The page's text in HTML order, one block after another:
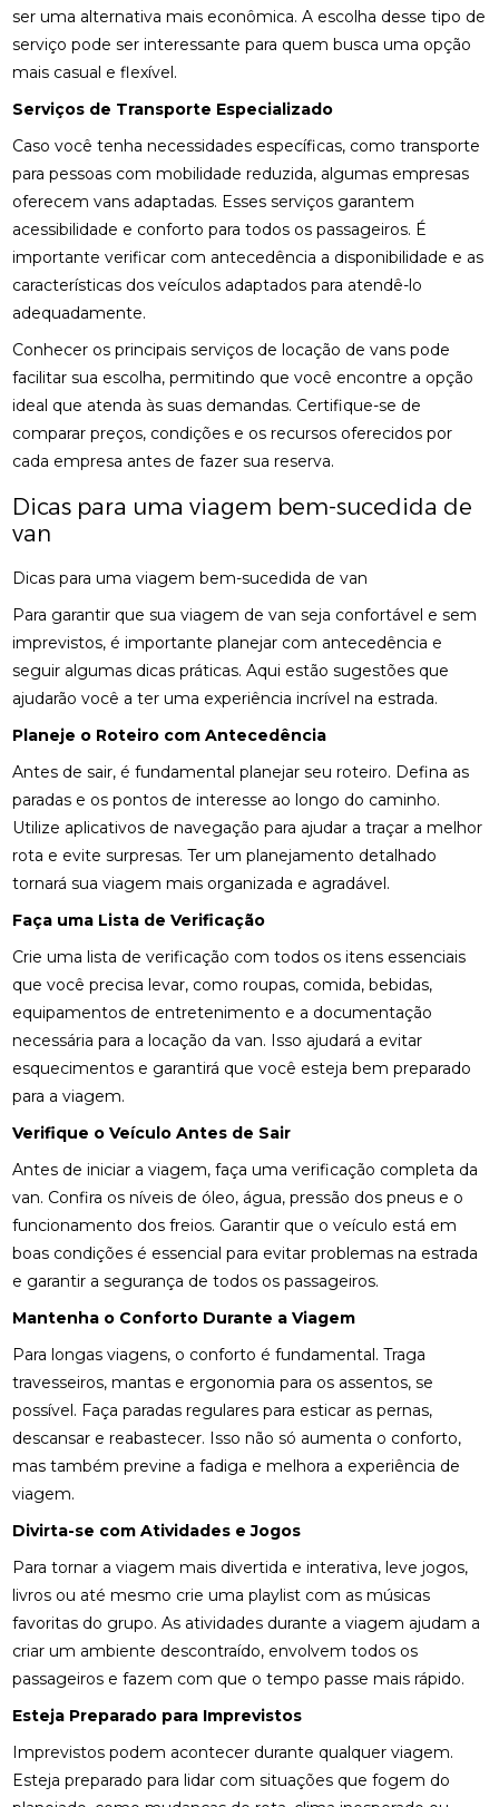
ser uma alternativa mais econômica. A escolha desse tipo de
serviço pode ser interessante para quem busca uma opção
mais casual e flexível.
Serviços de Transporte Especializado
Caso você tenha necessidades específicas, como transporte
para pessoas com mobilidade reduzida, algumas empresas
oferecem vans adaptadas. Esses serviços garantem
acessibilidade e conforto para todos os passageiros. É
importante verificar com antecedência a disponibilidade e as
características dos veículos adaptados para atendê-lo
adequadamente.
Conhecer os principais serviços de locação de vans pode
facilitar sua escolha, permitindo que você encontre a opção
ideal que atenda às suas demandas. Certifique-se de
comparar preços, condições e os recursos oferecidos por
cada empresa antes de fazer sua reserva.
Dicas para uma viagem bem-sucedida de
van
Dicas para uma viagem bem-sucedida de van
Para garantir que sua viagem de van seja confortável e sem
imprevistos, é importante planejar com antecedência e
seguir algumas dicas práticas. Aqui estão sugestões que
ajudarão você a ter uma experiência incrível na estrada.
Planeje o Roteiro com Antecedência
Antes de sair, é fundamental planejar seu roteiro. Defina as
paradas e os pontos de interesse ao longo do caminho.
Utilize aplicativos de navegação para ajudar a traçar a melhor
rota e evite surpresas. Ter um planejamento detalhado
tornará sua viagem mais organizada e agradável.
Faça uma Lista de Verificação
Crie uma lista de verificação com todos os itens essenciais
que você precisa levar, como roupas, comida, bebidas,
equipamentos de entretenimento e a documentação
necessária para a locação da van. Isso ajudará a evitar
esquecimentos e garantirá que você esteja bem preparado
para a viagem.
Verifique o Veículo Antes de Sair
Antes de iniciar a viagem, faça uma verificação completa da
van. Confira os níveis de óleo, água, pressão dos pneus e o
funcionamento dos freios. Garantir que o veículo está em
boas condições é essencial para evitar problemas na estrada
e garantir a segurança de todos os passageiros.
Mantenha o Conforto Durante a Viagem
Para longas viagens, o conforto é fundamental. Traga
travesseiros, mantas e ergonomia para os assentos, se
possível. Faça paradas regulares para esticar as pernas,
descansar e reabastecer. Isso não só aumenta o conforto,
mas também previne a fadiga e melhora a experiência de
viagem.
Divirta-se com Atividades e Jogos
Para tornar a viagem mais divertida e interativa, leve jogos,
livros ou até mesmo crie uma playlist com as músicas
favoritas do grupo. As atividades durante a viagem ajudam a
criar um ambiente descontraído, envolvem todos os
passageiros e fazem com que o tempo passe mais rápido.
Esteja Preparado para Imprevistos
Imprevistos podem acontecer durante qualquer viagem.
Esteja preparado para lidar com situações que fogem do